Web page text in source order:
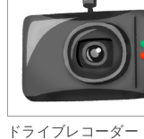
ドライブレコーダー